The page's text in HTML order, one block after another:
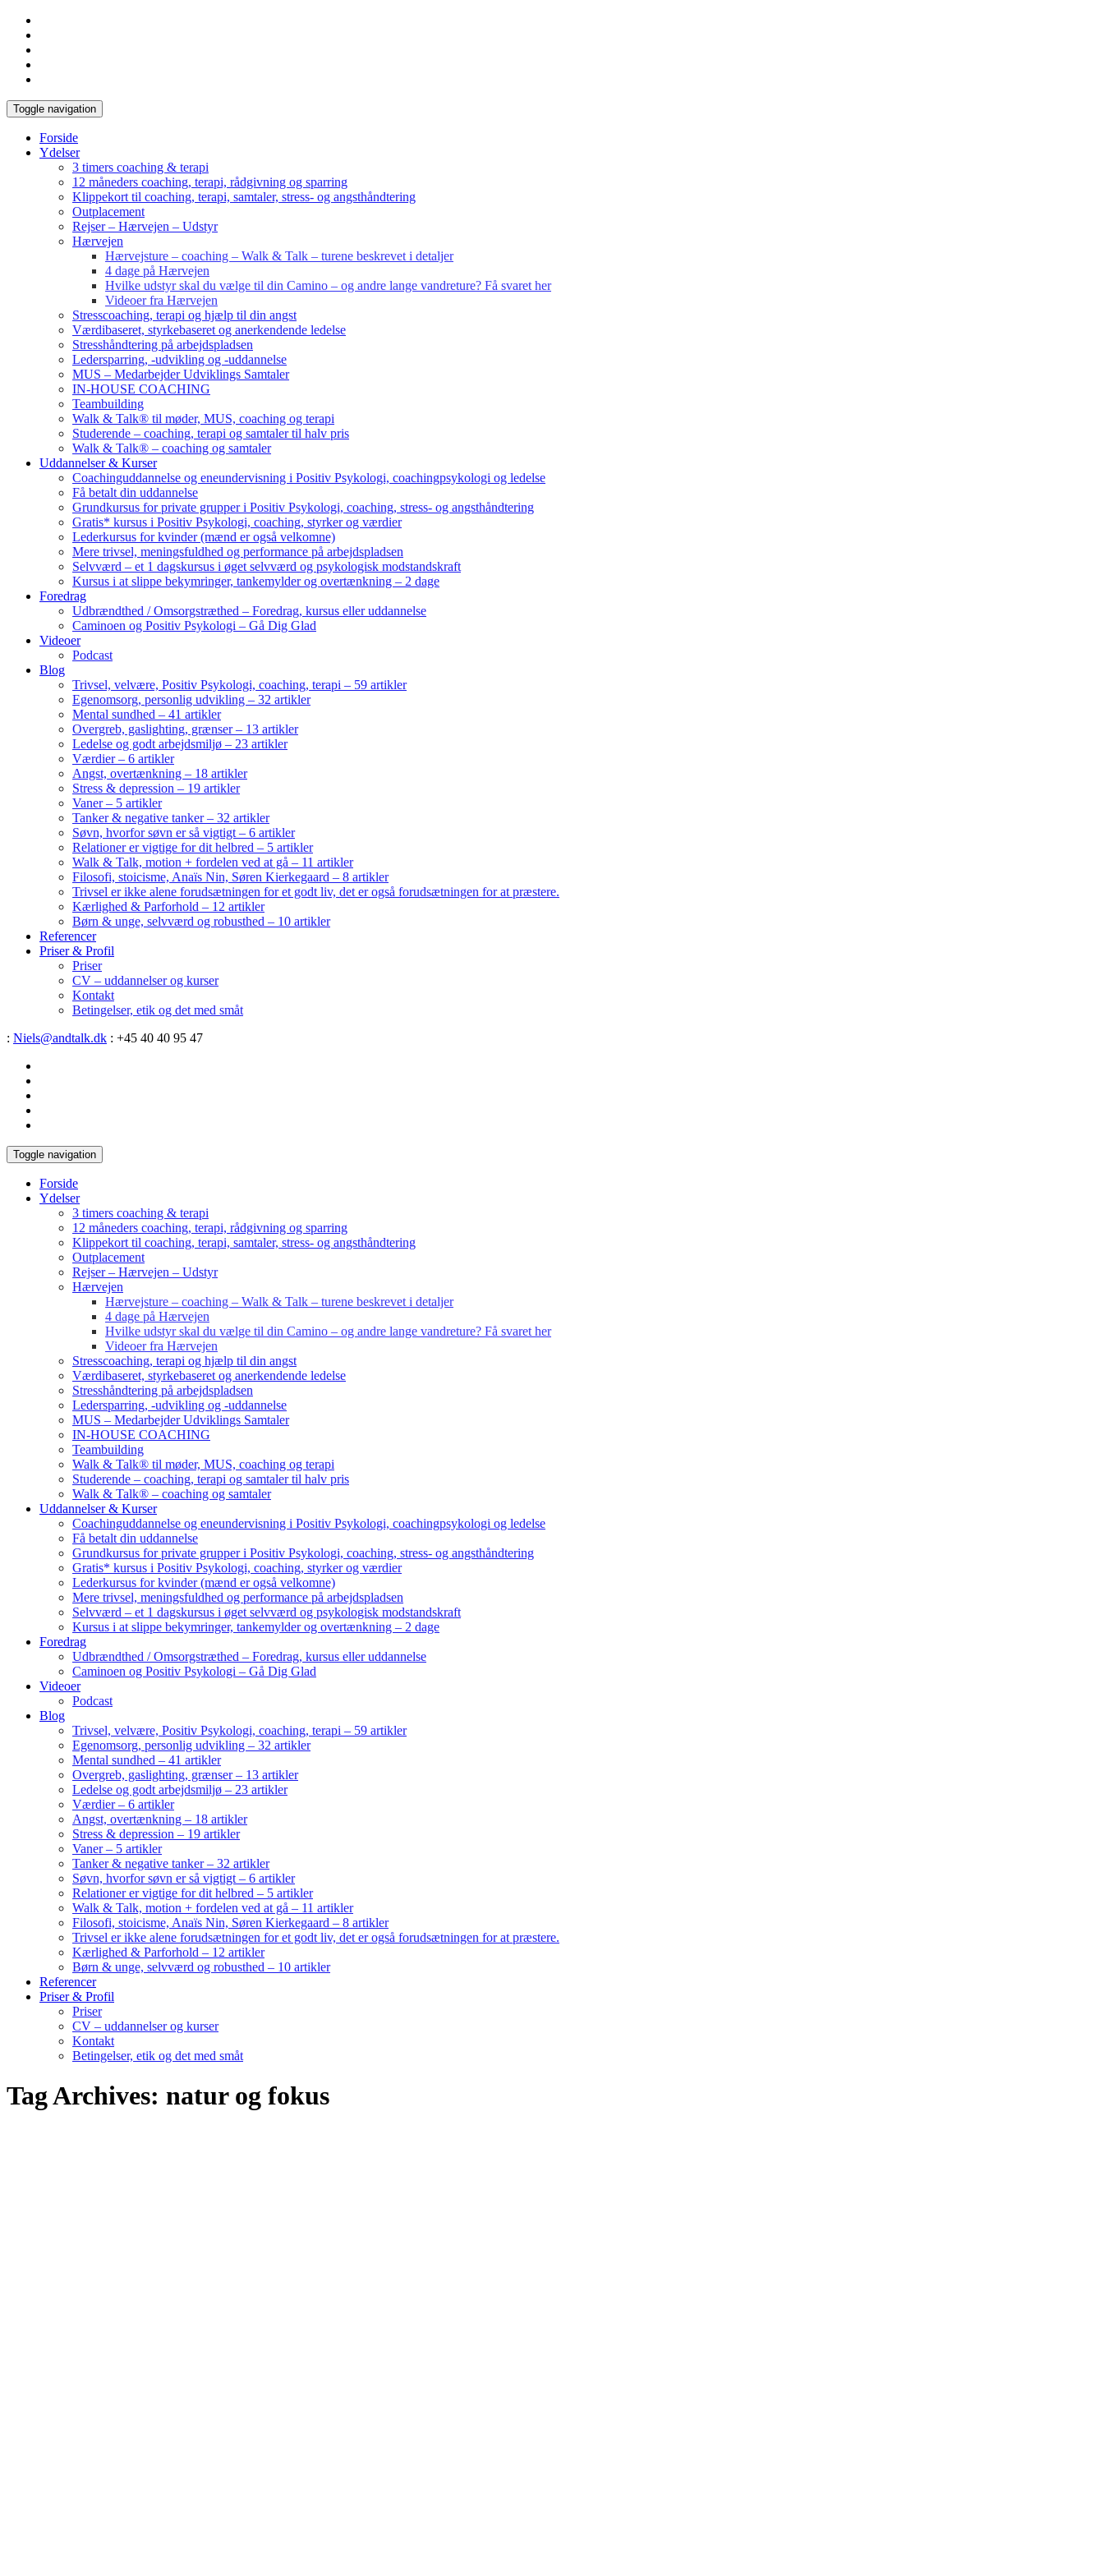
Toggle navigation
Forside
Ydelser
3 timers coaching & terapi
12 måneders coaching, terapi, rådgivning og sparring
Klippekort til coaching, terapi, samtaler, stress- og angsthåndtering
Outplacement
Rejser – Hærvejen – Udstyr
Hærvejen
Hærvejsture – coaching – Walk & Talk – turene beskrevet i detaljer
4 dage på Hærvejen
Hvilke udstyr skal du vælge til din Camino – og andre lange vandreture? Få svaret her
Videoer fra Hærvejen
Stresscoaching, terapi og hjælp til din angst
Værdibaseret, styrkebaseret og anerkendende ledelse
Stresshåndtering på arbejdspladsen
Ledersparring, -udvikling og -uddannelse
MUS – Medarbejder Udviklings Samtaler
IN-HOUSE COACHING
Teambuilding
Walk & Talk® til møder, MUS, coaching og terapi
Studerende – coaching, terapi og samtaler til halv pris
Walk & Talk® – coaching og samtaler
Uddannelser & Kurser
Coachinguddannelse og eneundervisning i Positiv Psykologi, coachingpsykologi og ledelse
Få betalt din uddannelse
Grundkursus for private grupper i Positiv Psykologi, coaching, stress- og angsthåndtering
Gratis* kursus i Positiv Psykologi, coaching, styrker og værdier
Lederkursus for kvinder (mænd er også velkomne)
Mere trivsel, meningsfuldhed og performance på arbejdspladsen
Selvværd – et 1 dagskursus i øget selvværd og psykologisk modstandskraft
Kursus i at slippe bekymringer, tankemylder og overtænkning – 2 dage
Foredrag
Udbrændthed / Omsorgstræthed – Foredrag, kursus eller uddannelse
Caminoen og Positiv Psykologi – Gå Dig Glad
Videoer
Podcast
Blog
Trivsel, velvære, Positiv Psykologi, coaching, terapi – 59 artikler
Egenomsorg, personlig udvikling – 32 artikler
Mental sundhed – 41 artikler
Overgreb, gaslighting, grænser – 13 artikler
Ledelse og godt arbejdsmiljø – 23 artikler
Værdier – 6 artikler
Angst, overtænkning – 18 artikler
Stress & depression – 19 artikler
Vaner – 5 artikler
Tanker & negative tanker – 32 artikler
Søvn, hvorfor søvn er så vigtigt – 6 artikler
Relationer er vigtige for dit helbred – 5 artikler
Walk & Talk, motion + fordelen ved at gå – 11 artikler
Filosofi, stoicisme, Anaïs Nin, Søren Kierkegaard – 8 artikler
Trivsel er ikke alene forudsætningen for et godt liv, det er også forudsætningen for at præstere.
Kærlighed & Parforhold – 12 artikler
Børn & unge, selvværd og robusthed – 10 artikler
Referencer
Priser & Profil
Priser
CV – uddannelser og kurser
Kontakt
Betingelser, etik og det med småt
: Niels@andtalk.dk : +45 40 40 95 47
Toggle navigation
Forside
Ydelser
3 timers coaching & terapi
12 måneders coaching, terapi, rådgivning og sparring
Klippekort til coaching, terapi, samtaler, stress- og angsthåndtering
Outplacement
Rejser – Hærvejen – Udstyr
Hærvejen
Hærvejsture – coaching – Walk & Talk – turene beskrevet i detaljer
4 dage på Hærvejen
Hvilke udstyr skal du vælge til din Camino – og andre lange vandreture? Få svaret her
Videoer fra Hærvejen
Stresscoaching, terapi og hjælp til din angst
Værdibaseret, styrkebaseret og anerkendende ledelse
Stresshåndtering på arbejdspladsen
Ledersparring, -udvikling og -uddannelse
MUS – Medarbejder Udviklings Samtaler
IN-HOUSE COACHING
Teambuilding
Walk & Talk® til møder, MUS, coaching og terapi
Studerende – coaching, terapi og samtaler til halv pris
Walk & Talk® – coaching og samtaler
Uddannelser & Kurser
Coachinguddannelse og eneundervisning i Positiv Psykologi, coachingpsykologi og ledelse
Få betalt din uddannelse
Grundkursus for private grupper i Positiv Psykologi, coaching, stress- og angsthåndtering
Gratis* kursus i Positiv Psykologi, coaching, styrker og værdier
Lederkursus for kvinder (mænd er også velkomne)
Mere trivsel, meningsfuldhed og performance på arbejdspladsen
Selvværd – et 1 dagskursus i øget selvværd og psykologisk modstandskraft
Kursus i at slippe bekymringer, tankemylder og overtænkning – 2 dage
Foredrag
Udbrændthed / Omsorgstræthed – Foredrag, kursus eller uddannelse
Caminoen og Positiv Psykologi – Gå Dig Glad
Videoer
Podcast
Blog
Trivsel, velvære, Positiv Psykologi, coaching, terapi – 59 artikler
Egenomsorg, personlig udvikling – 32 artikler
Mental sundhed – 41 artikler
Overgreb, gaslighting, grænser – 13 artikler
Ledelse og godt arbejdsmiljø – 23 artikler
Værdier – 6 artikler
Angst, overtænkning – 18 artikler
Stress & depression – 19 artikler
Vaner – 5 artikler
Tanker & negative tanker – 32 artikler
Søvn, hvorfor søvn er så vigtigt – 6 artikler
Relationer er vigtige for dit helbred – 5 artikler
Walk & Talk, motion + fordelen ved at gå – 11 artikler
Filosofi, stoicisme, Anaïs Nin, Søren Kierkegaard – 8 artikler
Trivsel er ikke alene forudsætningen for et godt liv, det er også forudsætningen for at præstere.
Kærlighed & Parforhold – 12 artikler
Børn & unge, selvværd og robusthed – 10 artikler
Referencer
Priser & Profil
Priser
CV – uddannelser og kurser
Kontakt
Betingelser, etik og det med småt
Tag Archives: natur og fokus